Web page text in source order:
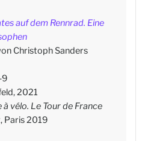
auf dem Rennrad. Eine
Christoph Sanders
9
2021
vélo. Le Tour de France
Paris 2019